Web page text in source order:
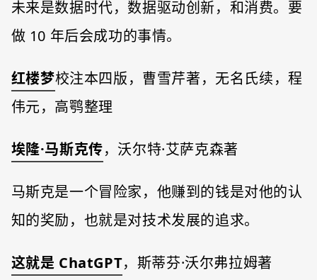
未来是数据时代，数据驱动创新，和消费。要
做 10 年后会成功的事情。
红楼梦校注本四版，曹雪芹著，无名氏续，程
伟元，高鹗整理
埃隆·马斯克传，沃尔特·艾萨克森著
马斯克是一个冒险家，他赚到的钱是对他的认
知的奖励，也就是对技术发展的追求。
这就是 ChatGPT，斯蒂芬·沃尔弗拉姆著